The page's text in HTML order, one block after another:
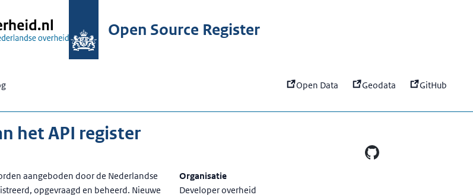
Open Source Register:
Open Data Geodata GitHub
het API register
aangeboden door de Nederlandse
opgevraagd en beheerd. Nieuwe
Organisatie
Developer overheid